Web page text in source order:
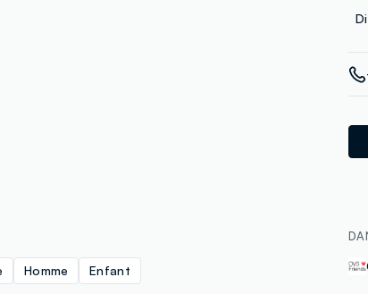
Homme Enfant